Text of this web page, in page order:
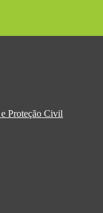
Proteção Civil